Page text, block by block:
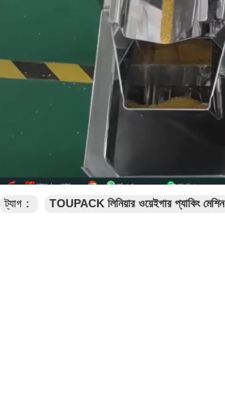
ট্যাগ： TOUPACK লিনিয়ার ওয়েইগার প্যাকিং মেশিন